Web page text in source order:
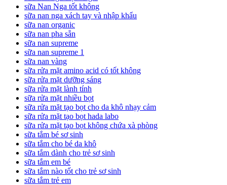
sữa Nan Nga tốt không
sữa nan nga xách tay và nhập khẩu
sữa nan organic
sữa nan pha sẵn
sữa nan supreme
sữa nan supreme 1
sữa nan vàng
sữa rửa mặt amino acid có tốt không
sữa rửa mặt dưỡng sáng
sữa rửa mặt lành tính
sữa rửa mặt nhiều bọt
sữa rửa mặt tạo bọt cho da khô nhạy cảm
sữa rửa mặt tạo bọt hada labo
sữa rửa mặt tạo bọt không chứa xà phòng
sữa tắm bé sơ sinh
sữa tắm cho bé da khô
sữa tắm dành cho trẻ sơ sinh
sữa tắm em bé
sữa tắm nào tốt cho trẻ sơ sinh
sữa tắm trẻ em